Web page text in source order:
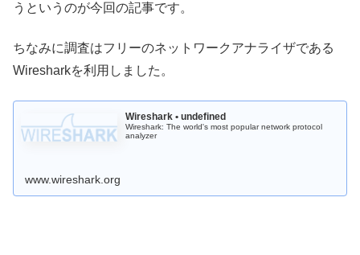
うというのが今回の記事です。
ちなみに調査はフリーのネットワークアナライザである
Wiresharkを利用しました。
Wireshark • undefined
Wireshark: The world's most popular network protocol
analyzer
www.wireshark.org